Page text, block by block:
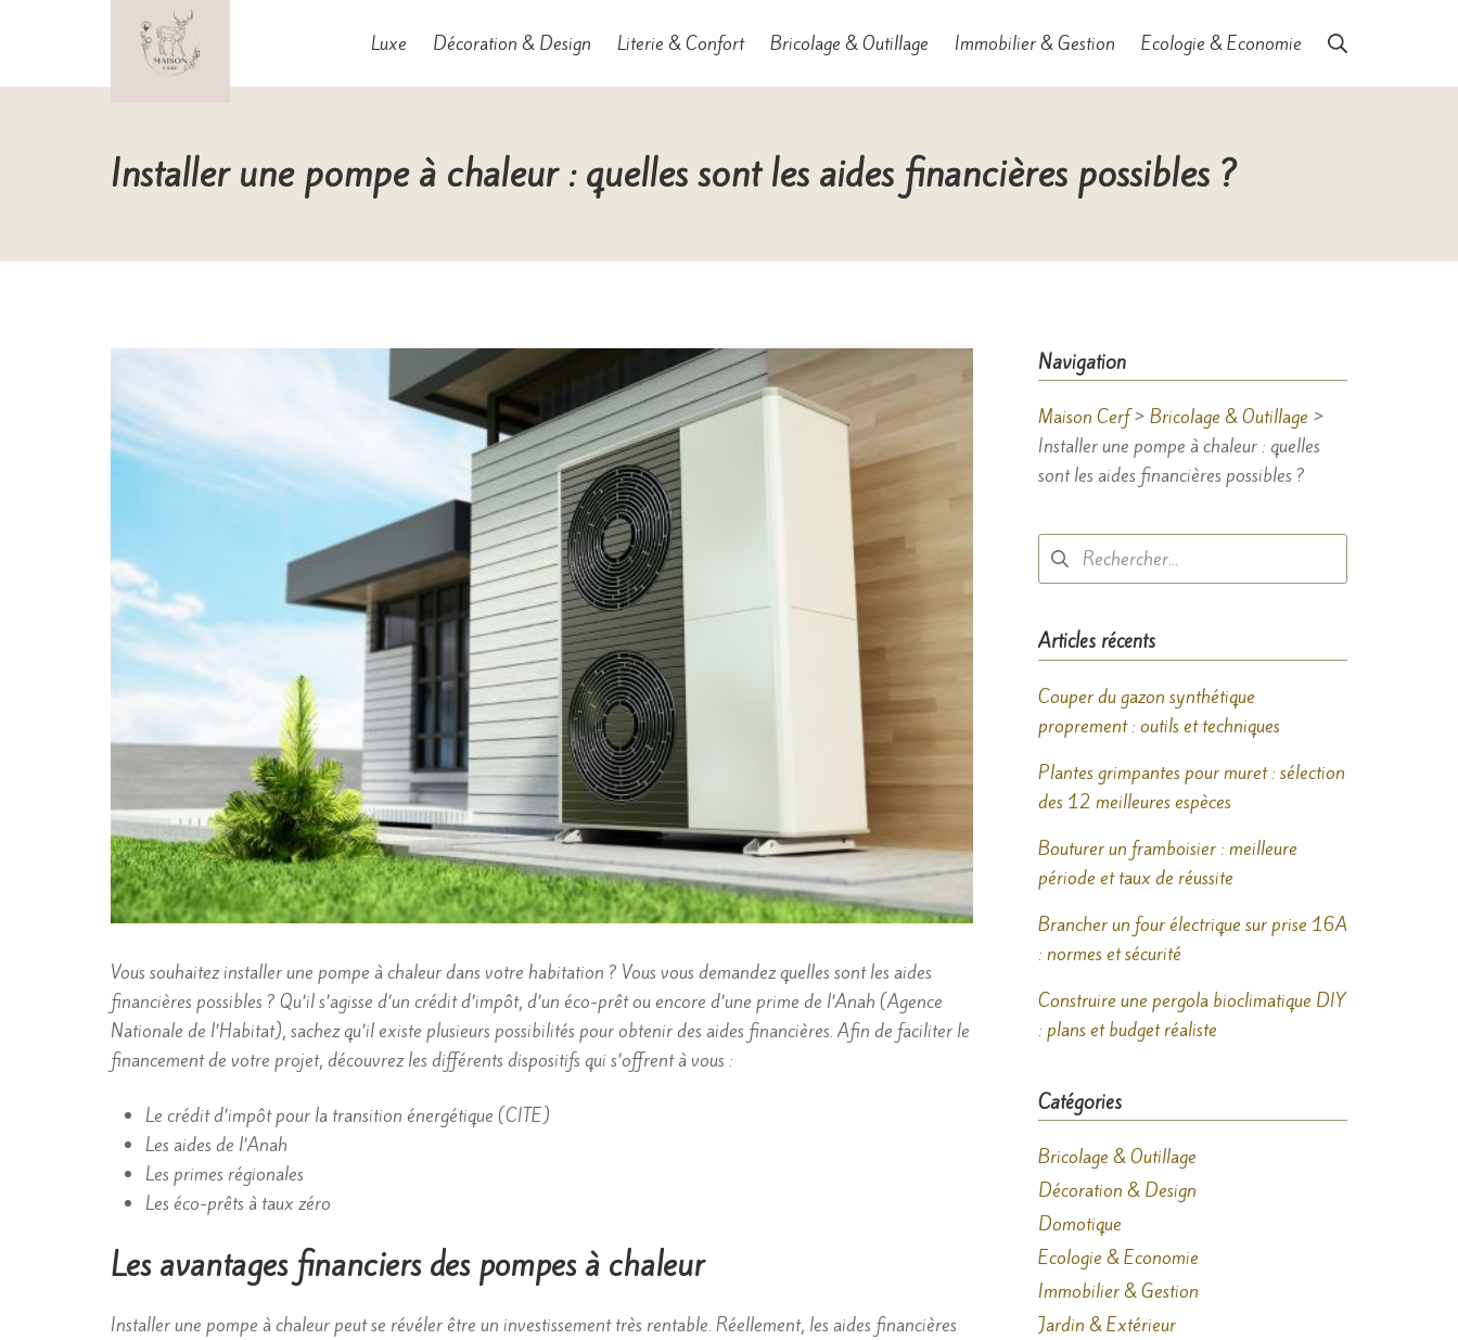
Luxe Décoration & Design Literie & Confort Bricolage & Outillage Immobilier & Gestion Ecologie & Economie
Installer une pompe à chaleur : quelles sont les aides financières possibles ?
Vous souhaitez installer une pompe à chaleur dans votre habitation ? Vous vous demandez quelles sont les aides
financières possibles ? Qu’il s’agisse d’un crédit d’impôt, d’un éco-prêt ou encore d’une prime de l’Anah (Agence
Nationale de l’Habitat), sachez qu’il existe plusieurs possibilités pour obtenir des aides financières. Afin de faciliter le
financement de votre projet, découvrez les différents dispositifs qui s’offrent à vous :
Le crédit d’impôt pour la transition énergétique (CITE)
Les aides de l’Anah
Les primes régionales
Les éco-prêts à taux zéro
Les avantages financiers des pompes à chaleur
Installer une pompe à chaleur peut se révéler être un investissement très rentable. Réellement, les aides financières
Navigation
Maison Cerf> Bricolage & Outillage >
Installer une pompe à chaleur : quelles
sont les aides financières possibles ?
Rechercher :
Articles récents
Couper du gazon synthétique
proprement : outils et techniques
Plantes grimpantes pour muret : sélection
des 12 meilleures espèces
Bouturer un framboisier : meilleure
période et taux de réussite
Brancher un four électrique sur prise 16A
: normes et sécurité
Construire une pergola bioclimatique DIY
: plans et budget réaliste
Catégories
Bricolage & Outillage
Décoration & Design
Domotique
Ecologie & Economie
Immobilier & Gestion
Jardin & Extérieur